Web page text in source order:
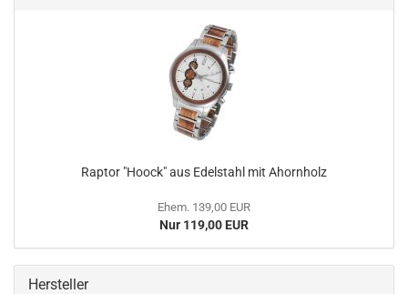
Raptor "Hoock" aus Edelstahl mit Ahornholz
Ehem. 139,00 EUR
Nur 119,00 EUR
Hersteller